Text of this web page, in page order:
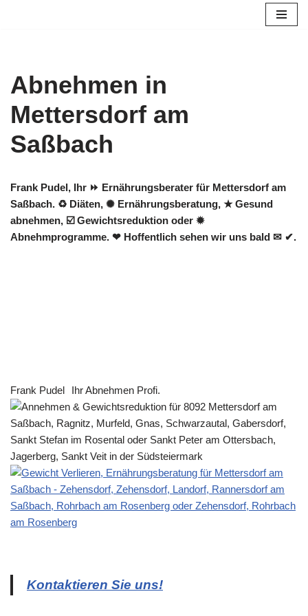
Abnehmen in
Mettersdorf am
Saßbach
Frank Pudel, Ihr ⏩ Ernährungsberater für Mettersdorf am
Saßbach. ♻ Diäten, ✺ Ernährungsberatung, ★ Gesund
abnehmen, ☑️ Gewichtsreduktion oder ✹
Abnehmprogramme. ❤ Hoffentlich sehen wir uns bald ✉ ✔.
Frank Pudel Ihr Abnehmen Profi.
Kontaktieren Sie uns!